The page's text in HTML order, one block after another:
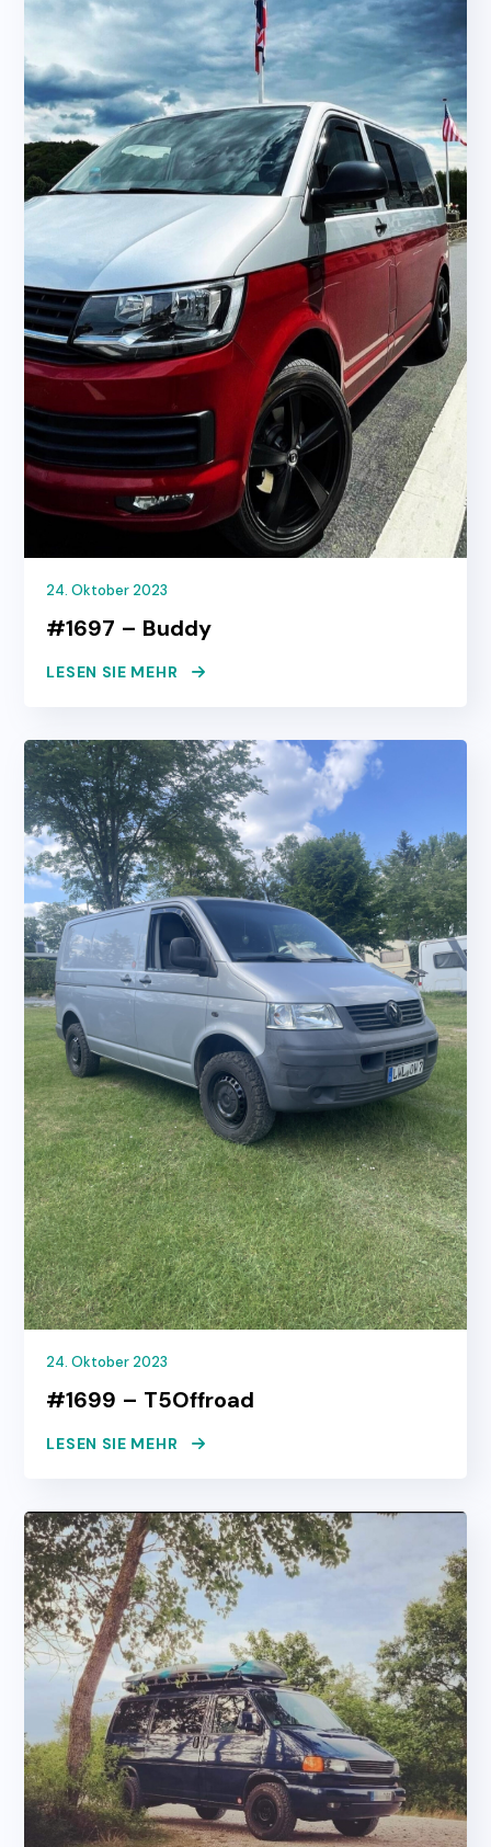
24. Oktober 2023
#1697 – Buddy
LESEN SIE MEHR
24. Oktober 2023
#1699 – T5Offroad
LESEN SIE MEHR